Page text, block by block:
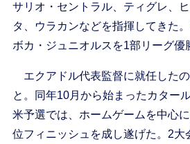
サリオ・セントラル、ティグレ、
タ、ウラカンなどを指揮してきた
ボカ・ジュニオルスを1部リーグ優
エクアドル代表監督に就任した
と。同年10月から始まったカター
米予選では、ホームゲームを中心
位フィニッシュを成し遂げた。2大